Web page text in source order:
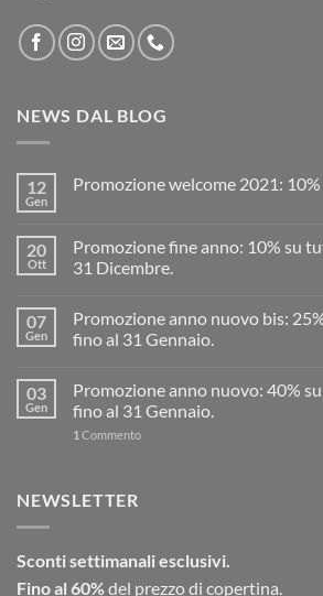
NEWS DAL BLOG
12
Gen
Promozione welcome 2021:
20
Ott
Promozione fine anno: 10% su
31 Dicembre.
07
Gen
Promozione anno nuovo bis:
fino al 31 Gennaio.
03
Gen
Promozione anno nuovo: 40%
fino al 31 Gennaio.
1 Commento
NEWSLETTER
Sconti settimanali esclusivi.
Fino al 60%del prezzo di copertina.